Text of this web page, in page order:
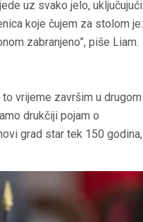
uz svako jelo, uključujući
koje čujem za stolom je:
zabranjeno”, piše Liam.
vrijeme završim u drugom
drukčiji pojam o
grad star tek 150 godina,